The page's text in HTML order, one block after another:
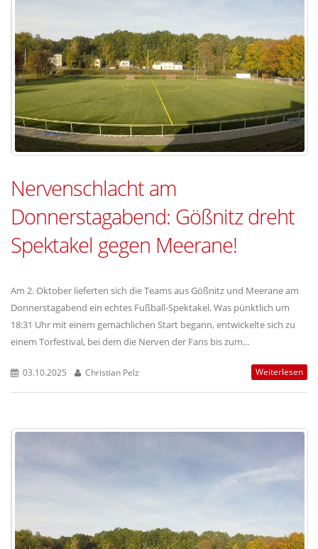
Nervenschlacht am
Donnerstagabend: Gößnitz dreht
Spektakel gegen Meerane!
Am 2. Oktober lieferten sich die Teams aus Gößnitz und Meerane am
Donnerstagabend ein echtes Fußball-Spektakel. Was pünktlich um
18:31 Uhr mit einem gemächlichen Start begann, entwickelte sich zu
einem Torfestival, bei dem die Nerven der Fans bis zum...
03.10.2025 Christian Pelz Weiterlesen